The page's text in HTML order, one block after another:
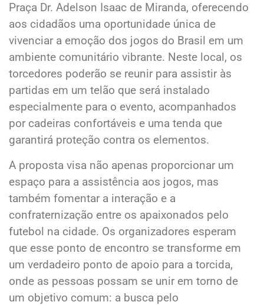
Praça Dr. Adelson Isaac de Miranda, oferecendo
aos cidadãos uma oportunidade única de
vivenciar a emoção dos jogos do Brasil em um
ambiente comunitário vibrante. Neste local, os
torcedores poderão se reunir para assistir às
partidas em um telão que será instalado
especialmente para o evento, acompanhados
por cadeiras confortáveis e uma tenda que
garantirá proteção contra os elementos.
A proposta visa não apenas proporcionar um
espaço para a assistência aos jogos, mas
também fomentar a interação e a
confraternização entre os apaixonados pelo
futebol na cidade. Os organizadores esperam
que esse ponto de encontro se transforme em
um verdadeiro ponto de apoio para a torcida,
onde as pessoas possam se unir em torno de
um objetivo comum: a busca pelo